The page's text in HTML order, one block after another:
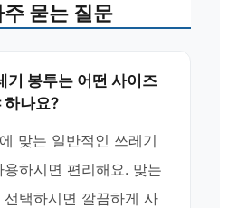
주 묻는 질문
기 봉투는 어떤 사이즈
하나요?
맞는 일반적인 쓰레기
용하시면 편리해요. 맞는
선택하시면 깔끔하게 사